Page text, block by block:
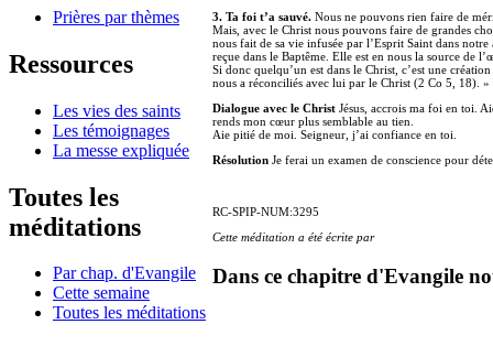
Prières par thèmes
Ressources
Les vies des saints
Les témoignages
La messe expliquée
Toutes les
méditations
Par chap. d'Evangile
Cette semaine
Toutes les méditations
3. Ta foi t’a sauvé. Nous ne pouvons rien faire de
Mais, avec le Christ nous pouvons faire de grandes
nous fait de sa vie infusée par l’Esprit Saint dans
reçue dans le Baptême. Elle est en nous la source de
Si donc quelqu’un est dans le Christ, c’est une
nous a réconciliés avec lui par le Christ (2 Co 5, 18). »
Dialogue avec le Christ Jésus, accrois ma foi en toi.
rends mon cœur plus semblable au tien.
Aie pitié de moi. Seigneur, j’ai confiance en toi.
Résolution Je ferai un examen de conscience pour
RC-SPIP-NUM:3295
Cette méditation a été écrite par
Dans ce chapitre d'Evangile